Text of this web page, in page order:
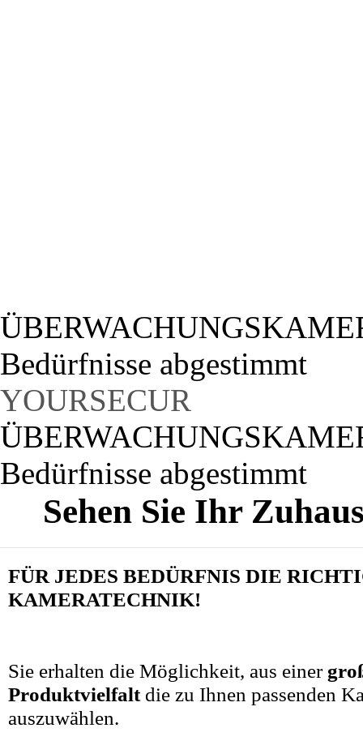
Bedürfnisse abgestimmt
YOURSECUR
Bedürfnisse abgestimmt
Sehen Sie Ihr
FÜR JEDES BEDÜRFNIS DIE
KAMERATECHNIK!
Sie erhalten die Möglichkeit, aus einer
Produktvielfaltdie zu Ihnen passenden
auszuwählen.